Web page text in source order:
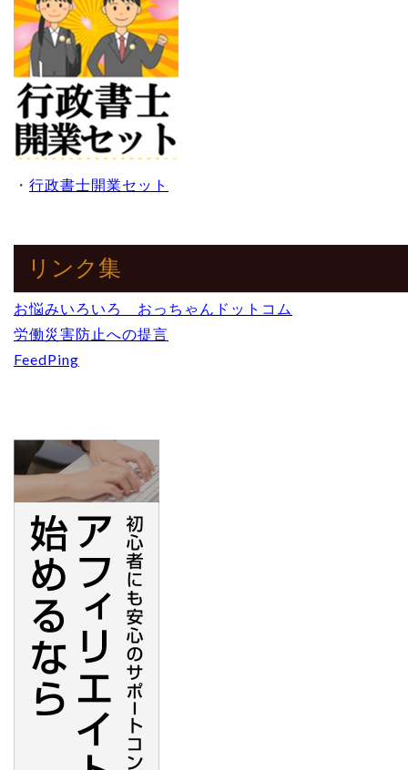
・ 行政書士開業セット
リンク集
お悩みいろいろ おっちゃんドットコム
労働災害防止への提言
FeedPing